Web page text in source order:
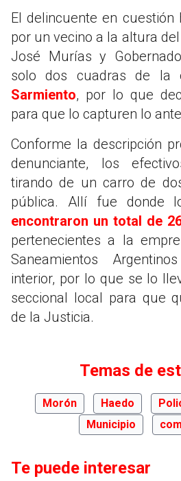
El delincuente en cuestión
por un vecino a la altura
José Murías y
solo dos cuadras de la
Sarmiento, por lo que
para que lo capturen lo
Conforme la descripción
denunciante, los
tirando de un carro de
pública. Allí fue donde
encontraron un total de
pertenecientes a la
Saneamientos
interior, por lo que se lo
seccional local para que
de la Justicia.
Temas de
Morón Haedo
Municipio
Te puede interesar